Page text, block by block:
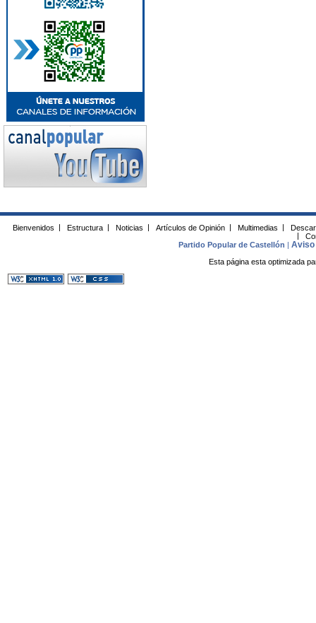
Bienvenidos | Estructura | Noticias | Artículos de Opinión | Multimedias |
|
Partido Popular de Castellón |Aviso
Esta página esta optimizada